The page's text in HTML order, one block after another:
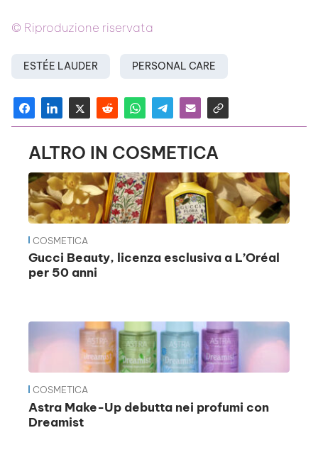
© Riproduzione riservata
ESTÉE LAUDER PERSONAL CARE
ALTRO IN COSMETICA
COSMETICA
Gucci Beauty, licenza esclusiva a L’Oréal
per 50 anni
COSMETICA
Astra Make-Up debutta nei profumi con
Dreamist